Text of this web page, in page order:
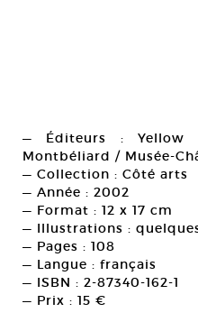
— Éditeurs : Yellow
Montbéliard / Musée-
— Collection : Côté arts
— Année : 2002
— Format : 12 x 17 cm
— Illustrations :
— Pages : 108
— Langue : français
— ISBN : 2-87340-162-1
— Prix : 15 €